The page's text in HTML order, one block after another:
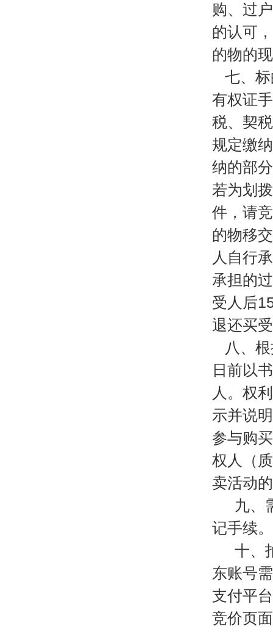
购、过
的认可
的物的
七、标
有权证
税、契
规定缴
纳的部分
若为划
件，请
的物移
人自行
承担的
受人后
退还买
八、根
日前以
人。权
示并说
参与购
权人（
卖活动
九、
记手续。
十、
东账号
支付平
竞价页